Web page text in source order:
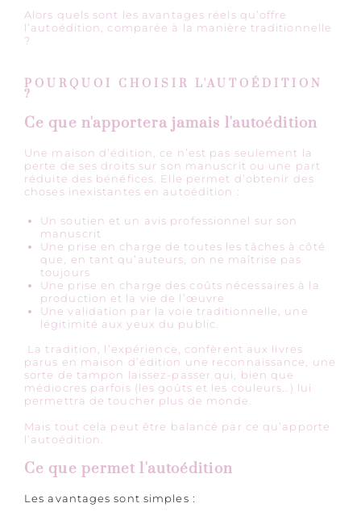
Alors quels sont les avantages réels qu’offre
l’autoédition, comparée à la manière traditionnelle
?
POURQUOI CHOISIR L'AUTOÉDITION
?
Ce que n'apportera jamais l'autoédition
Une maison d’édition, ce n’est pas seulement la
perte de ses droits sur son manuscrit ou une part
réduite des bénéfices. Elle permet d’obtenir des
choses inexistantes en autoédition :
Un soutien et un avis professionnel sur son
manuscrit
Une prise en charge de toutes les tâches à côté
que, en tant qu’auteurs, on ne maîtrise pas
toujours
Une prise en charge des coûts nécessaires à la
production et la vie de l’œuvre
Une validation par la voie traditionnelle, une
légitimité aux yeux du public.
La tradition, l’expérience, confèrent aux livres
parus en maison d’édition une reconnaissance, une
sorte de tampon laissez-passer qui, bien que
médiocres parfois (les goûts et les couleurs…) lui
permettra de toucher plus de monde.
Mais tout cela peut être balancé par ce qu’apporte
l’autoédition.
Ce que permet l'autoédition
Les avantages sont simples :